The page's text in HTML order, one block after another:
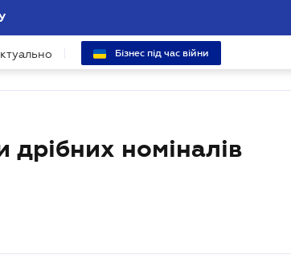
Бізнес під час війни
номіналів